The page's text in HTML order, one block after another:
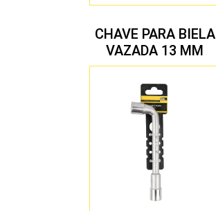
CHAVE PARA BIELA
VAZADA 13 MM